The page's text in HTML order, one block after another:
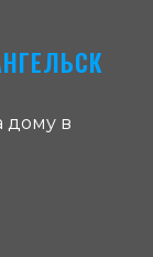
дому в